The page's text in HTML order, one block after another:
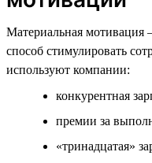
Материальная
способ стимулировать
используют компании:
конкурентная
премии за
«тринадцатая»